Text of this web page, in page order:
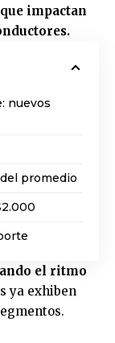
impactan
nuevos
promedio
el ritmo
ya exhiben